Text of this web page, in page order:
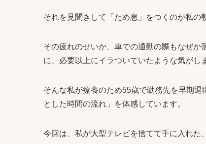
それを見聞きして「ため息」をつくのが私の
その疲れのせいか、車での通勤の際もなぜ
に、必要以上にイラついていたような気がし
そんな私が療養のため55歳で勤務先を早期
とした時間の流れ」を体感しています。
今回は、私が大型テレビを捨てて手に入れた